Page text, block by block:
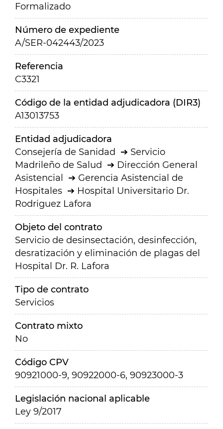
Formalizado
Número de expediente
A/SER-042443/2023
Referencia
C3321
Código de la entidad adjudicadora (DIR3)
A13013753
Entidad adjudicadora
Consejería de Sanidad
Servicio
Madrileño de Salud
Dirección General
Asistencial
Gerencia Asistencial de
Hospitales
Hospital Universitario Dr.
Rodriguez Lafora
Objeto del contrato
Servicio de desinsectación, desinfección,
desratización y eliminación de plagas del
Hospital Dr. R. Lafora
Tipo de contrato
Servicios
Contrato mixto
No
Código CPV
90921000-9, 90922000-6, 90923000-3
Legislación nacional aplicable
Ley 9/2017